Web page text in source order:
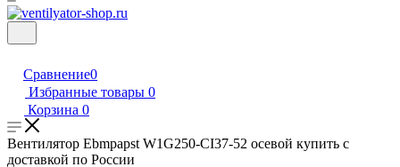
Сравнение0
Избранные товары 0
Корзина 0
Вентилятор Ebmpapst W1G250-CI37-52 осевой купить с
доставкой по России